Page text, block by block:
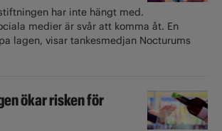
har inte hängt med.
medier är svår att komma åt. En
lagen, visar tankesmedjan Nocturums
ökar risken för